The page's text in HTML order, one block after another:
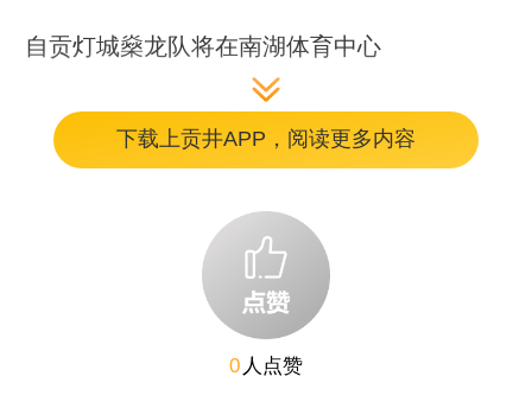
自贡灯城燊龙队将在南湖体育中心
主场迎战成都锦城队
在层林尽染间细品乡土温情
于寻常风景中延续这份热烈与悠然
下载上贡井APP，阅读更多内容
0 人点赞